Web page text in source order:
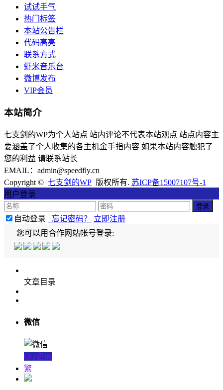
试试手气
热门标签
本站公告栏
代码高亮
联系方式
虾米音乐台
微博发布
VIP会员
本站简介
七支剑的WP为个人站点 站内评论不代表本站观点 站点内容主
要涵盖了个人收集的各主机金手指内容 如果本站内容触犯了
您的利益 请联系站长
EMAIL：admin@speedfly.cn
Copyright © 七支剑的WP 版权所有. 苏ICP备15007107号-1
用户登录
自动登录 忘记密码？
立即注册
您可以用合作网站帐号登录:
文章目录
微信
QQ咨询
繁